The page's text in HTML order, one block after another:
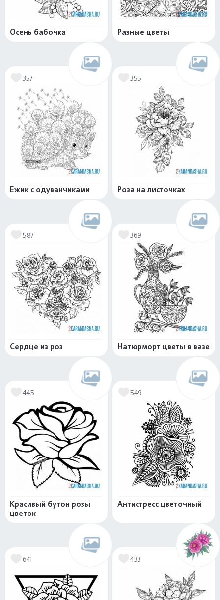
Осень бабочка Разные цветы
357
Ежик с одуванчиками
355
Роза на листочках
587
Сердце из роз
369
Натюрморт цветы в вазе
445
Красивый бутон розы
цветок
549
Антистресс цветочный
641 433